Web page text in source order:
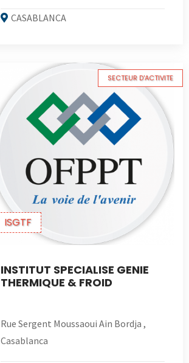
CASABLANCA
ISGTF
SECTEUR D'ACTIVITE
INSTITUT SPECIALISE GENIE
THERMIQUE & FROID
Rue Sergent Moussaoui Ain Bordja ,
Casablanca